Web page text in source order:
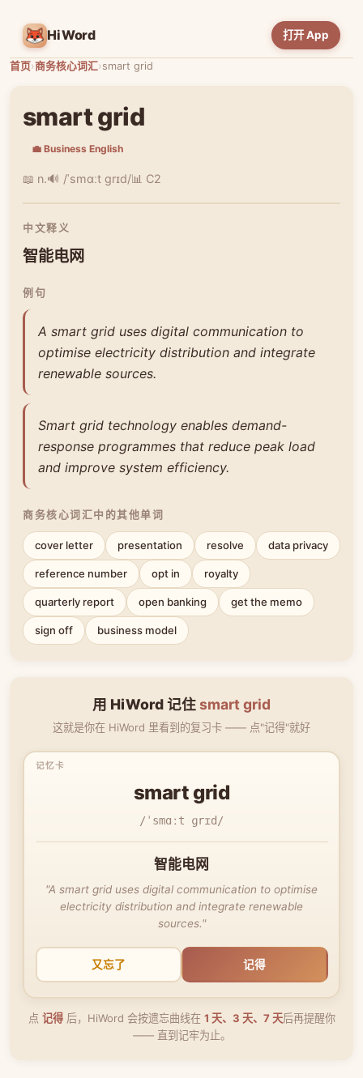
HiWord 打开 App
首页›商务核心词汇›smart grid
smart grid
💼 Business English
📖 n.🔊 /ˈsmɑːt ɡrɪd/📊 C2
中文释义
智能电网
例句
A smart grid uses digital communication to
optimise electricity distribution and integrate
renewable sources.
Smart grid technology enables demand-
response programmes that reduce peak load
and improve system efficiency.
商务核心词汇中的其他单词
cover letter presentation resolve data privacy
reference number opt in royalty
quarterly report open banking get the memo
sign off business model
用 HiWord 记住smart grid
这就是你在 HiWord 里看到的复习卡 —— 点"记得"就好
smart grid
/ˈsmɑːt ɡrɪd/
智能电网
"A smart grid uses digital communication to optimise
electricity distribution and integrate renewable
sources."
又忘了 记得
点 记得后，HiWord 会按遗忘曲线在 1 天、3 天、7 天后再提醒你
—— 直到记牢为止。